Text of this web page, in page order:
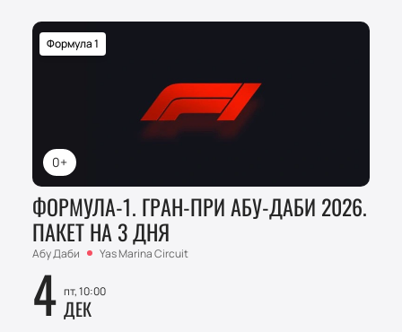
0+
Формула 1
ФОРМУЛА-1. ГРАН-ПРИ АБУ-ДАБИ 2026.
ПАКЕТ НА 3 ДНЯ
Абу Даби Yas Marina Circuit
4 пт, 10:00
ДЕК